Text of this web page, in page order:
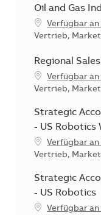
Oil and Gas
Verfügbar
Kategorie
Vertrieb,
Regional
Verfügbar
Kategorie
Vertrieb,
Strategic
- US Robotics
Verfügbar
Kategorie
Vertrieb,
Strategic
- US Robotics
Verfügbar